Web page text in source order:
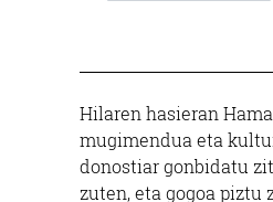
Hilaren hasieran
mugimendua eta
donostiar gonbidatu
zuten, eta gogoa